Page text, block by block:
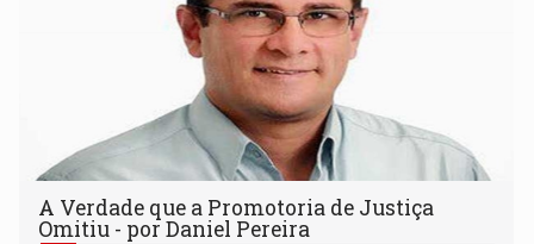
A Verdade que a Promotoria de Justiça
Omitiu - por Daniel Pereira